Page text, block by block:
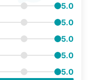
5.0
5.0
5.0
5.0
5.0